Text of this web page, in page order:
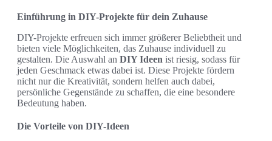
Einführung in DIY-Projekte für dein Zuhause
DIY-Projekte erfreuen sich immer größerer Beliebtheit und
bieten viele Möglichkeiten, das Zuhause individuell zu
gestalten. Die Auswahl an DIY Ideen ist riesig, sodass für
jeden Geschmack etwas dabei ist. Diese Projekte fördern
nicht nur die Kreativität, sondern helfen auch dabei,
persönliche Gegenstände zu schaffen, die eine besondere
Bedeutung haben.
Die Vorteile von DIY-Ideen